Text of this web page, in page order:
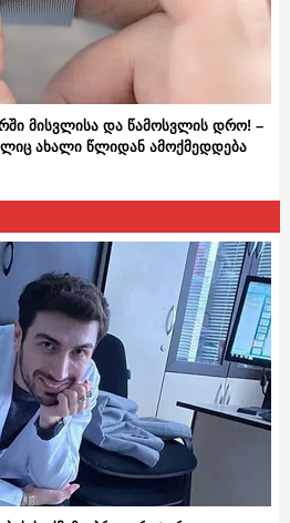
მისვლისა და წამოსვლის დრო! –
ახალი წლიდან ამოქმედდება